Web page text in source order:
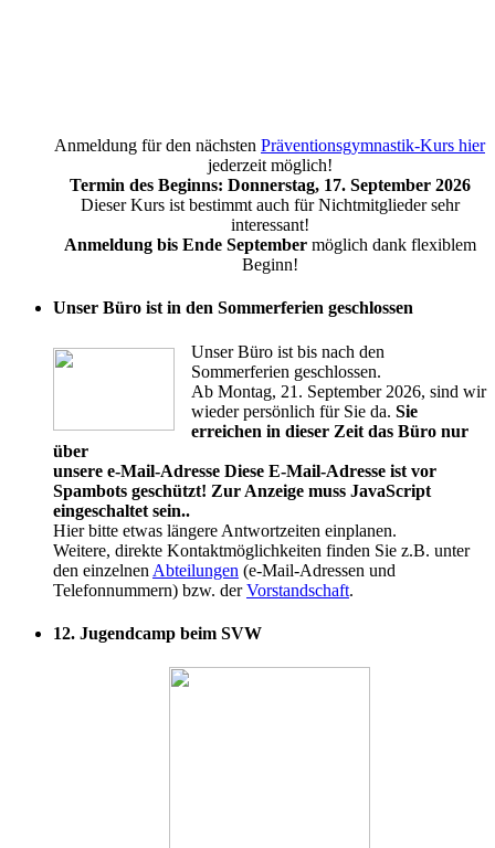
Anmeldung für den nächsten Präventionsgymnastik-Kurs hier
jederzeit möglich!
Termin des Beginns: Donnerstag, 17. September 2026
Dieser Kurs ist bestimmt auch für Nichtmitglieder sehr
interessant!
Anmeldung bis Ende September möglich dank flexiblem
Beginn!
Unser Büro ist in den Sommerferien geschlossen
Unser Büro ist bis nach den
Sommerferien geschlossen.
Ab Montag, 21. September 2026, sind wir
wieder persönlich für Sie da. Sie
erreichen in dieser Zeit das Büro nur
über
unsere e-Mail-Adresse Diese E-Mail-Adresse ist vor
Spambots geschützt! Zur Anzeige muss JavaScript
eingeschaltet sein..
Hier bitte etwas längere Antwortzeiten einplanen.
Weitere, direkte Kontaktmöglichkeiten finden Sie z.B. unter
den einzelnen Abteilungen (e-Mail-Adressen und
Telefonnummern) bzw. derVorstandschaft.
12. Jugendcamp beim SVW